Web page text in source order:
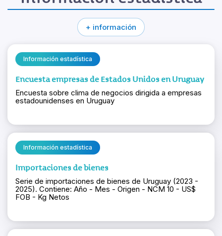
+ información
Información estadística
Encuesta empresas de Estados Unidos en Uruguay
Encuesta sobre clima de negocios dirigida a empresas
estadounidenses en Uruguay
Información estadística
Importaciones de bienes
Serie de importaciones de bienes de Uruguay (2023 -
2025). Contiene: Año - Mes - Origen - NCM 10 - US$
FOB - Kg Netos